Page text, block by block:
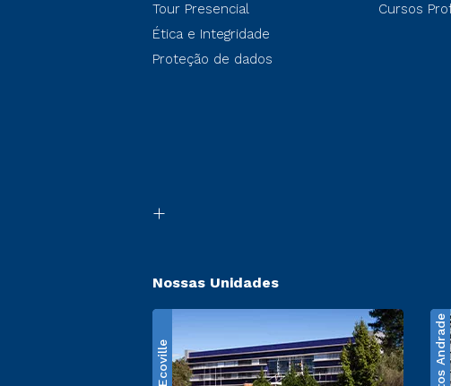
Tour Presencial
Ética e Integridade
Proteção de dados
Cursos
Nossas Unidades
Ecoville Santos Andrade